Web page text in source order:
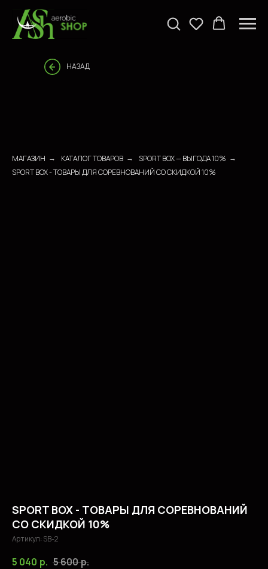
НАЗАД
МАГАЗИН → КАТАЛОГ ТОВАРОВ → SPORT BOX — ВЫГОДА 10% →
SPORT BOX - ТОВАРЫ ДЛЯ СОРЕВНОВАНИЙ СО СКИДКОЙ 10%
SPORT BOX - ТОВАРЫ ДЛЯ СОРЕВНОВАНИЙ
СО СКИДКОЙ 10%
Артикул: SB-2
5 040 р. 5 600р.